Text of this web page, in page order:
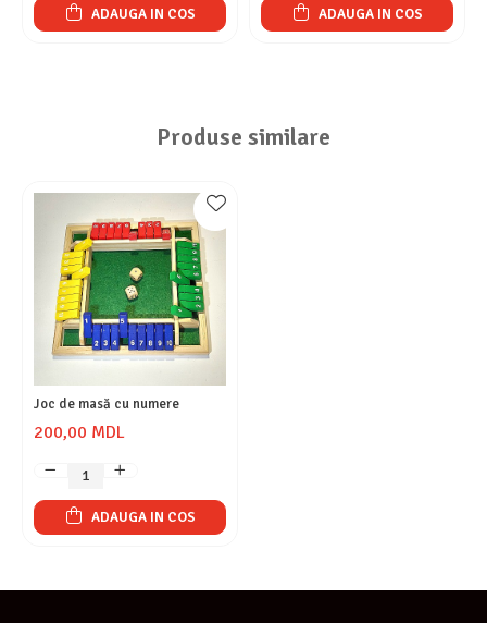
ADAUGA IN COS ADAUGA IN COS
Produse similare
Joc de masă cu numere
200,00 MDL
ADAUGA IN COS